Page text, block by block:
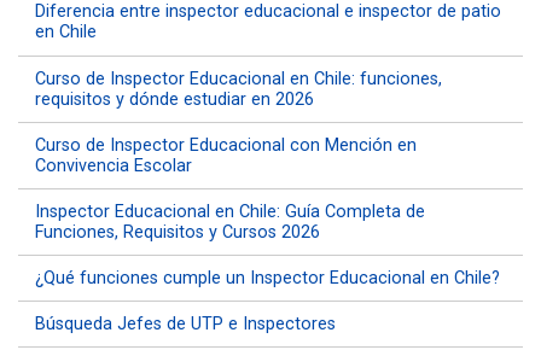
Diferencia entre inspector educacional e inspector de patio
en Chile
Curso de Inspector Educacional en Chile: funciones,
requisitos y dónde estudiar en 2026
Curso de Inspector Educacional con Mención en
Convivencia Escolar
Inspector Educacional en Chile: Guía Completa de
Funciones, Requisitos y Cursos 2026
¿Qué funciones cumple un Inspector Educacional en Chile?
Búsqueda Jefes de UTP e Inspectores